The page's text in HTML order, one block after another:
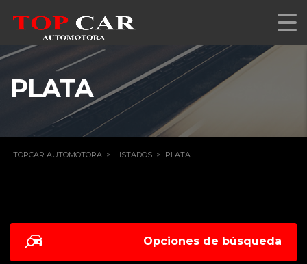
PLATA
TOPCAR AUTOMOTORA > LISTADOS > PLATA
Opciones de búsqueda